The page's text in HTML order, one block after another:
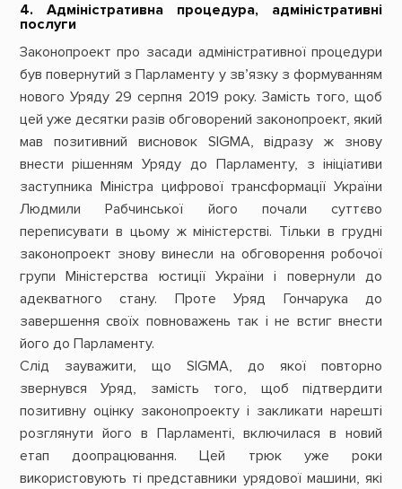
4. Адміністративна процедура, адміністративні
послуги
Законопроект про засади адміністративної процедури
був повернутий з Парламенту у зв’язку з формуванням
нового Уряду 29 серпня 2019 року. Замість того, щоб
цей уже десятки разів обговорений законопроект, який
мав позитивний висновок SIGMA, відразу ж знову
внести рішенням Уряду до Парламенту, з ініціативи
заступника Міністра цифрової трансформації України
Людмили Рабчинської його почали суттєво
переписувати в цьому ж міністерстві. Тільки в грудні
законопроект знову винесли на обговорення робочої
групи Міністерства юстиції України і повернули до
адекватного стану. Проте Уряд Гончарука до
завершення своїх повноважень так і не встиг внести
його до Парламенту.
Слід зауважити, що SIGMA, до якої повторно
звернувся Уряд, замість того, щоб підтвердити
позитивну оцінку законопроекту і закликати нарешті
розглянути його в Парламенті, включилася в новий
етап доопрацювання. Цей трюк уже роки
використовують ті представники урядової машини, які